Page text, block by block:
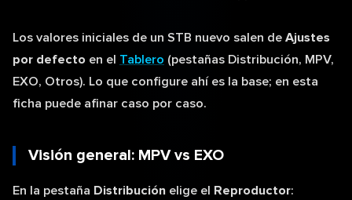
Los valores iniciales de un STB nuevo salen de Ajustes
por defecto en el Tablero (pestañas Distribución, MPV,
EXO, Otros). Lo que configure ahí es la base; en esta
ficha puede afinar caso por caso.
Visión general: MPV vs EXO
En la pestaña Distribución elige el Reproductor: